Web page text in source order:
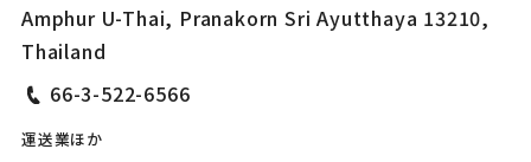
Amphur U-Thai, Pranakorn Sri Ayutthaya 13210,
Thailand
66-3-522-6566
運送業ほか